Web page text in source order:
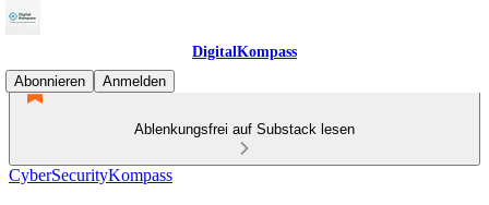
DigitalKompass
Abonnieren
Anmelden
Ablenkungsfrei auf Substack lesen
CyberSecurityKompass